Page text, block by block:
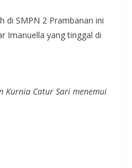
di SMPN 2 Prambanan ini
Imanuella yang tinggal di
Kurnia Catur Sari menemui